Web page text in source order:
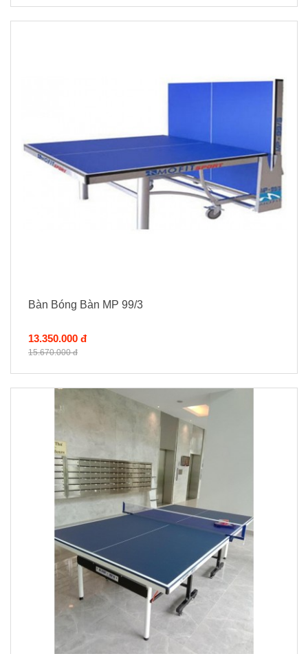
Bàn Bóng Bàn MP 99/3
13.350.000 đ
15.670.000 đ